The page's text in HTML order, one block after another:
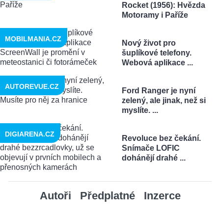
Rocket (1956): Hvězda
Motoramy i Paříže
Nový život pro
šuplíkové telefony.
Webová aplikace ...
MOBILMANIA.CZ
Ford Ranger je nyní
zelený, ale jinak, než si
myslíte. ...
AUTOREVUE.CZ
Revoluce bez čekání.
Snímače LOFIC
dohánějí drahé ...
DIGIARENA.CZ
Autoři Předplatné Inzerce